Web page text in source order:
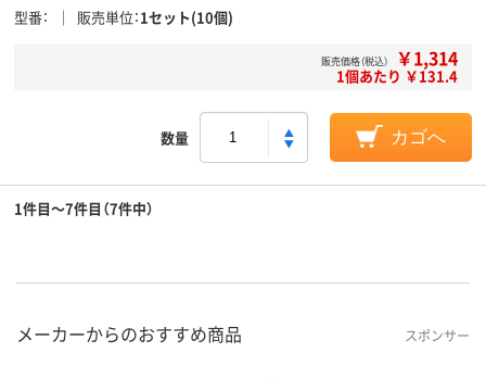
型番 販売単位 1セット(10個)
販売価格（税込） ￥1,314
1個あたり ￥131.4
数量 カゴへ
1件目～7件目（7件中）
メーカーからのおすすめ商品 スポンサー